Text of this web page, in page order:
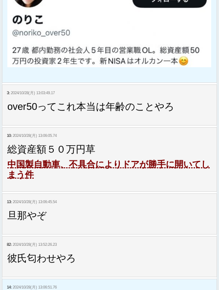
3: 2024/10/28(月) 13:03:49.17
over50ってこれ本当は年齢のことやろ
10: 2024/10/28(月) 13:06:05.74
総資産額５０万円草
中国製自動車、不具合によりドアが勝手に開いてし
まう件
13: 2024/10/28(月) 13:06:45.54
旦那やぞ
82: 2024/10/28(月) 13:52:26.23
彼氏匂わせやろ
14: 2024/10/28(月) 13:06:51.76